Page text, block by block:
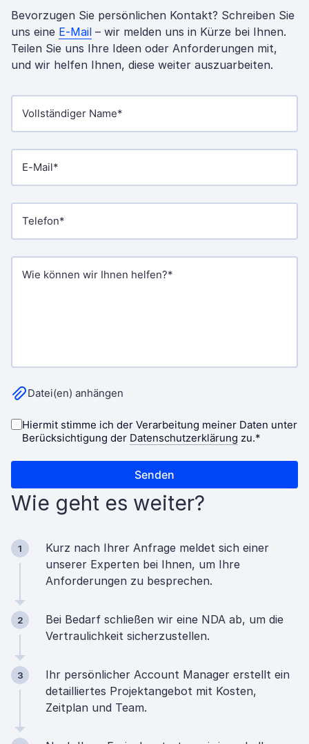
Bevorzugen Sie persönlichen Kontakt? Schreiben Sie
uns eine E-Mail – wir melden uns in Kürze bei Ihnen.
Teilen Sie uns Ihre Ideen oder Anforderungen mit,
und wir helfen Ihnen, diese weiter auszuarbeiten.
Wie geht es weiter?
1
Kurz nach Ihrer Anfrage meldet sich einer
unserer Experten bei Ihnen, um Ihre
Anforderungen zu besprechen.
2
Bei Bedarf schließen wir eine NDA ab, um die
Vertraulichkeit sicherzustellen.
3
Ihr persönlicher Account Manager erstellt ein
detailliertes Projektangebot mit Kosten,
Zeitplan und Team.